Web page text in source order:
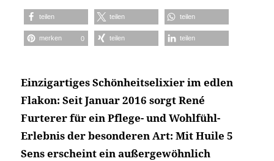
teilen teilen teilen
merken 0 teilen teilen
Einzigartiges Schönheitselixier im edlen
Flakon: Seit Januar 2016 sorgt René
Furterer für ein Pflege- und Wohlfühl-
Erlebnis der besonderen Art: Mit Huile 5
Sens erscheint ein außergewöhnlich